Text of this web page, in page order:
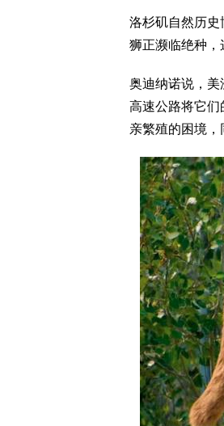
洛杉矶自然历史
狮正濒临绝种，
奥迪纳诺说，
高速公路将它
亲繁殖的困境，